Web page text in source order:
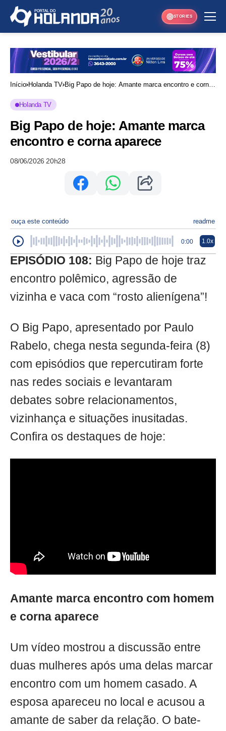
STORIES
Início Holanda TV Big Papo de hoje: Amante marca encontro e corna
Holanda TV
Big Papo de hoje: Amante marca
encontro e corna aparece
08/06/2026 20h28
ouça este conteúdo readme
0:00 1.0x
EPISÓDIO 108: Big Papo de hoje traz
encontro polêmico, agressão de
vizinha e vaca com “rosto alienígena”!
O Big Papo, apresentado por Paulo
Rabelo, chega nesta segunda-feira (8)
com episódios que repercutiram forte
nas redes sociais e levantaram
debates sobre relacionamentos,
vizinhança e situações inusitadas.
Confira os destaques de hoje:
Amante marca encontro com homem
e corna aparece
Um vídeo mostrou a discussão entre
duas mulheres após uma delas marcar
encontro com um homem casado. A
esposa apareceu no local e acusou a
amante de saber da relação. O bate-